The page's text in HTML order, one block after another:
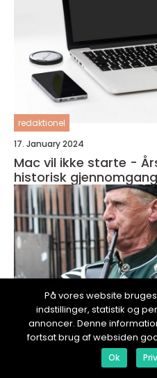
redaktionel
17. January 2024
Mac vil ikke starte -
historisk gjennomgang
På vores website
indstillinger, statistik og
annoncer. Denne
fortsat brug af websiden
Ok